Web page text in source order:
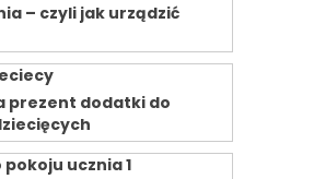
– czyli jak urządzić
prezent dodatki do